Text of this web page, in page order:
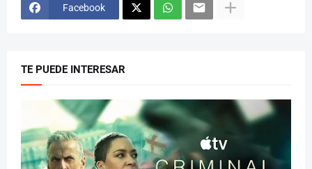
Facebook
TE PUEDE INTERESAR